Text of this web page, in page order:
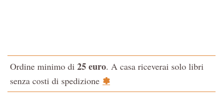
La Cabala
Il potere del serpente
Ordine minimo di 25 euro. A casa riceverai solo libri
senza costi di spedizione ✽